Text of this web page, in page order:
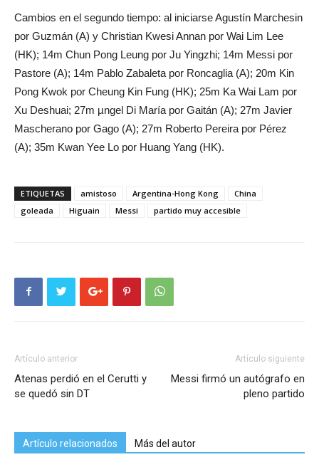
Cambios en el segundo tiempo: al iniciarse Agustín Marchesin
por Guzmán (A) y Christian Kwesi Annan por Wai Lim Lee
(HK); 14m Chun Pong Leung por Ju Yingzhi; 14m Messi por
Pastore (A); 14m Pablo Zabaleta por Roncaglia (A); 20m Kin
Pong Kwok por Cheung Kin Fung (HK); 25m Ka Wai Lam por
Xu Deshuai; 27m µngel Di María por Gaitán (A); 27m Javier
Mascherano por Gago (A); 27m Roberto Pereira por Pérez
(A); 35m Kwan Yee Lo por Huang Yang (HK).
ETIQUETAS amistoso Argentina-Hong Kong
China
goleada
Higuain Messi partido muy accesible
Artículo anterior
Atenas perdió en el Cerutti y
se quedó sin DT
Artículo siguiente
Messi firmó un autógrafo en
pleno partido
Artículo relacionados Más del autor